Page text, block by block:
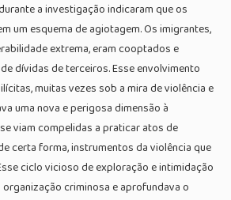
a investigação indicaram que os
um esquema de agiotagem. Os imigrantes,
extrema, eram cooptados e
dívidas de terceiros. Esse envolvimento
muitas vezes sob a mira de violência e
uma nova e perigosa dimensão à
viam compelidas a praticar atos de
certa forma, instrumentos da violência que
ciclo vicioso de exploração e intimidação
criminosa e aprofundava o